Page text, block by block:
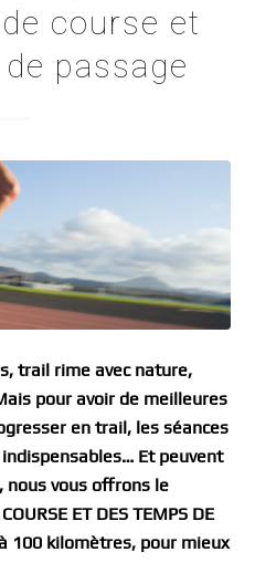
course et
passage
trail rime avec nature,
pour avoir de meilleures
en trail, les séances
Et peuvent
nous vous offrons le
ET DES TEMPS DE
100 kilomètres, pour mieux